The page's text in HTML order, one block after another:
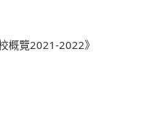
概覽2021-2022》